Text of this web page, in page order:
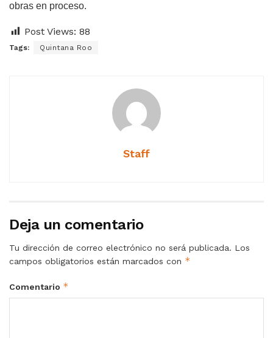
obras en proceso.
Post Views: 88
Tags: Quintana Roo
Staff
Deja un comentario
Tu dirección de correo electrónico no será publicada. Los
campos obligatorios están marcados con *
Comentario *